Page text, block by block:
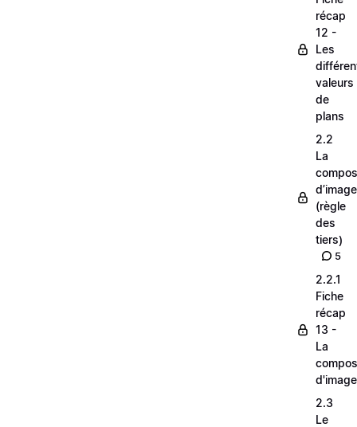
récap
12 -
Les
valeurs
de
plans
2.2
La
d’image
(règle
des
tiers)
5
2.2.1
Fiche
récap
13 -
La
d'image
2.3
Le